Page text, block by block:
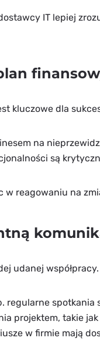
IT lepiej
kluczowe dla
na
są
w reagowaniu na
udanej
regularne
projektem, takie
w firmie mają